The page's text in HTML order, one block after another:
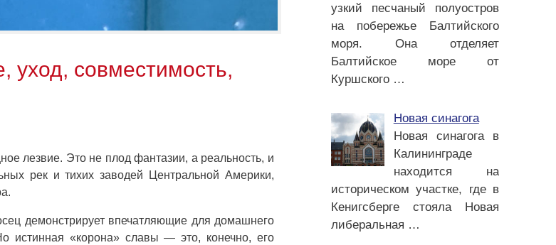
уход, совместимость,
лезвие. Это не плод фантазии, а реальность, и
рек и тихих заводей Центральной Америки,
демонстрирует впечатляющие для домашнего
истинная «корона» славы — это, конечно, его
узкий песчаный полуостров
на побережье Балтийского
моря. Она отделяет
Балтийское море от
Куршского …
Новая синагога
Новая синагога в
Калининграде
находится на
историческом участке, где в
Кенигсберге стояла Новая
либеральная …